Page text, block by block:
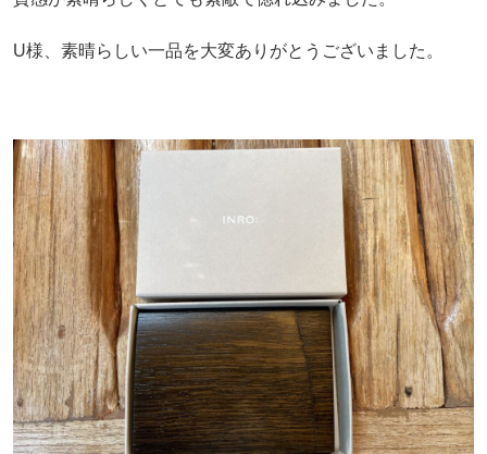
U様、素晴らしい一品を大変ありがとうございました。